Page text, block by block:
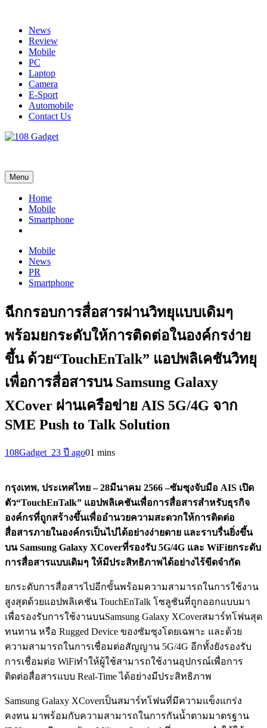
contentNews
Review
Mobile
PC
Laptop
Camera
E-Sport
Automobile
Contact Us
Menu
Home
Mobile
Smartphone
Mobile
News
PR
Smartphone
ฉีกกรอบการสื่อสารผ่านวิทยุแบบเดิมๆ
พร้อมยกระดับให้การติดต่อในองค์กรง่าย
ขึ้น ด้วย“TouchEnTalk” แอปพลิเคชันวิทยุ
เพื่อการสื่อสารบน Samsung Galaxy
XCover ผ่านเครือข่าย AIS 5G/4G จาก
SME Push to Talk Solution
108Gadget_23 ปี ago01 mins
กรุงเทพ, ประเทศไทย – 28มีนาคม 2566 –ซัมซุงจับมือ AIS เปิด
ตัว“TouchEnTalk” แอปพลิเคชันเพื่อการสื่อสารสำหรับธุรกิจ
องค์กรที่ถูกสร้างขึ้นเพื่ออำนวยความสะดวกให้การติดต่อ
สื่อสารภายในองค์กรเป็นไปได้อย่างง่ายดาย และราบรื่นยิ่งขึ้น
บน Samsung Galaxy XCoverที่รองรับ 5G/4G และ WiFiยกระดับ
การสื่อสารแบบเดิมๆ ให้มีประสิทธิภาพได้อย่างไร้ขีดจำกัด
ยกระดับการสื่อสารไปอีกขั้นพร้อมความสามารถในการใช้งาน
สูงสุดด้วยแอปพลิเคชัน TouchEnTalk โซลูชันที่ถูกออกแบบมา
เพื่อรองรับการใช้งานบนSamsung Galaxy XCoverสมาร์ทโฟนสุด
ทนทาน หรือ Rugged Device ของซัมซุงโดยเฉพาะ และด้วย
ความสามารถในการเชื่อมต่อสัญญาน 5G/4G อีกทั้งยังรองรับ
การเชื่อมต่อ WiFiทำให้ผู้ใช้สามารถใช้งานอุปกรณ์เพื่อการ
ติดต่อสื่อสารแบบ Real-Time ได้อย่างมีประสิทธิภาพ
Samsung Galaxy XCoverเป็นสมาร์ทโฟนที่มีความแข็งแกร่ง
คงทน มาพร้อมกับความสามารถในการกันน้ำตามมาตรฐาน